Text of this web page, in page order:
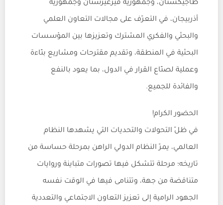
طاجيكستان، وجمهورية قيرغيزستان وجمهورية
أذربيجان، في التعرّف على مجالات التعاون العلمي
والبحثي والفكري المشترك وتعزيزها بين المؤسسات
البحثية في المنطقة، وتقديم مقترحات ومشاريع بنّاءة
وعملية لصنّاع القرار في الدول، بما يعود بالنفع
والفائدة للجميع.
الحضور الكرام!
في ظلّ التحولات والتحديات التي يشهدها النظام
العالمي، يمرّ النظام الدولي الراهن بمرحلة حساسة من
تاريخه؛ مرحلة تتشكل فيها تصورات متباينة وروايات
متناقضة من جهة، وتتنامى فيها في الوقت نفسه
الجهود الرامية إلى تعزيز التعاون الاجتماعي والتعددية